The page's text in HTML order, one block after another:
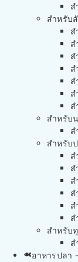
ส
สำหรับ
ส
ส
ส
ส
ส
ส
ส
สำหรับ
ส
สำหรับ
ส
ส
ส
ส
ส
ส
สำหรับ
ส
อาหารปลา